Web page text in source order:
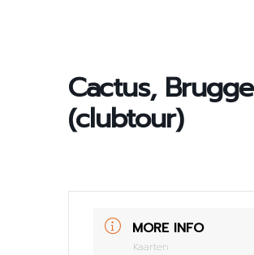
Cactus, Brugge
(clubtour)
MORE INFO
Kaarten